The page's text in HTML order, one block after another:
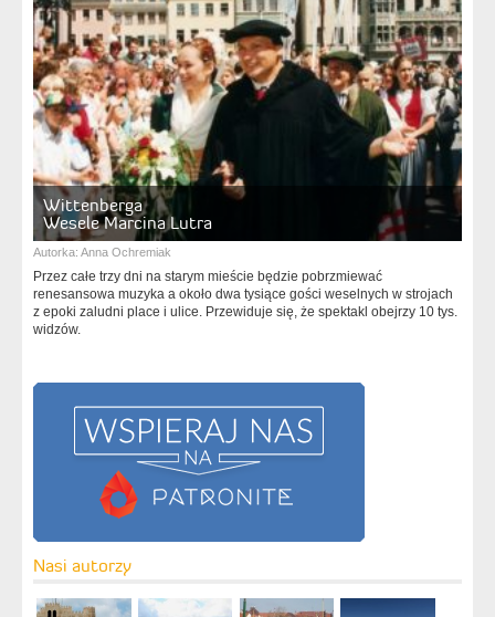
Wittenberga
Wesele Marcina Lutra
Autorka: Anna Ochremiak
Przez całe trzy dni na starym mieście będzie pobrzmiewać
renesansowa muzyka a około dwa tysiące gości weselnych w strojach
z epoki zaludni place i ulice. Przewiduje się, że spektakl obejrzy 10 tys.
widzów.
Nasi autorzy